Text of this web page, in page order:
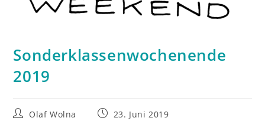
Sonderklassenwochenende
2019
Beitrags-
Olaf Wolna
Beitrag23. Juni 2019